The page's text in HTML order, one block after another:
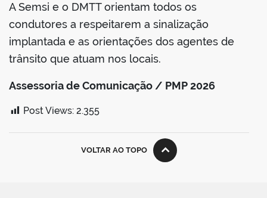
A Semsi e o DMTT orientam todos os
condutores a respeitarem a sinalização
implantada e as orientações dos agentes de
trânsito que atuam nos locais.
Assessoria de Comunicação / PMP 2026
Post Views: 2.355
VOLTAR AO TOPO